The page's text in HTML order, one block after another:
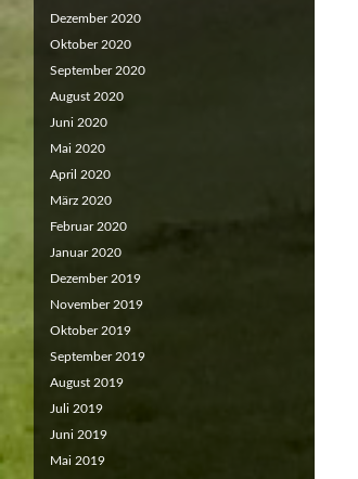
Dezember 2020
Oktober 2020
September 2020
August 2020
Juni 2020
Mai 2020
April 2020
März 2020
Februar 2020
Januar 2020
Dezember 2019
November 2019
Oktober 2019
September 2019
August 2019
Juli 2019
Juni 2019
Mai 2019